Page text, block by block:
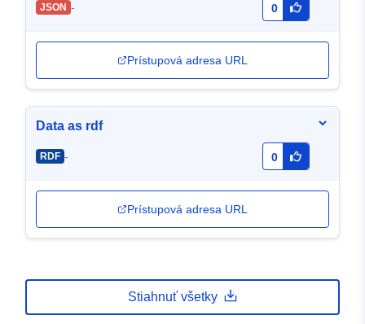
JSON - 0
Prístupová adresa URL
Data as rdf
RDF - 0
Prístupová adresa URL
Stiahnuť všetky